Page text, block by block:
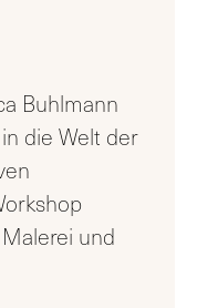
Buhlmann
die Welt der
und